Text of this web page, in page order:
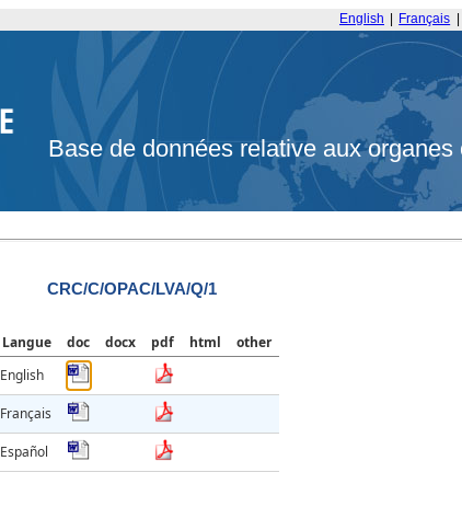
English Français
Base de données relative aux organes
CRC/C/OPAC/LVA/Q/1
Langue doc docx pdf html
other
English
Français
Español